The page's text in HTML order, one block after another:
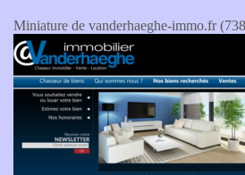
Miniature de vanderhaeghe-immo.fr